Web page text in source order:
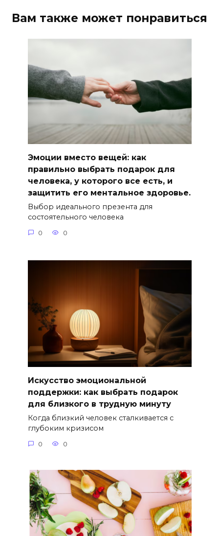
Вам также может понравиться
Эмоции вместо вещей: как
правильно выбрать подарок для
человека, у которого все есть, и
защитить его ментальное здоровье.
Выбор идеального презента для
состоятельного человека
0 0
Искусство эмоциональной
поддержки: как выбрать подарок
для близкого в трудную минуту
Когда близкий человек сталкивается с
глубоким кризисом
0 0